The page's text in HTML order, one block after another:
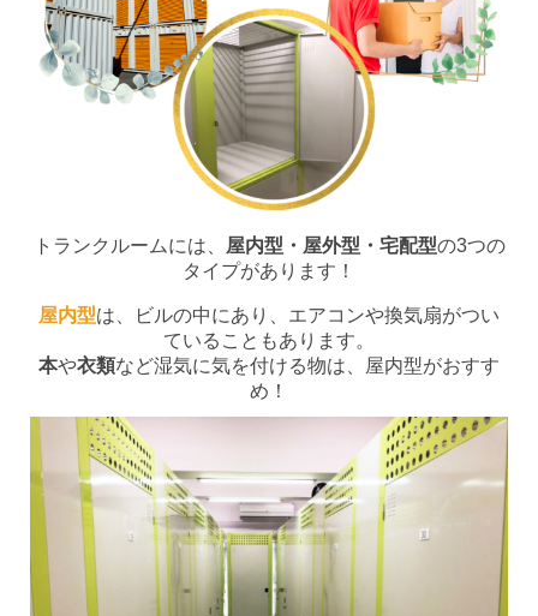
トランクルームには、 屋内型・屋外型・宅配型の3つの
タイプがあります！
屋内型は、ビルの中にあり、エアコンや換気扇がつい
ていることもあります。
本や衣類など湿気に気を付ける物は、屋内型がおすす
め！